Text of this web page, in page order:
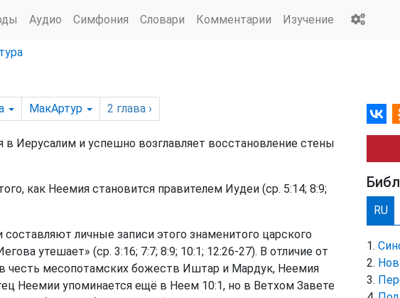
Аудио Симфония Словари Комментарии Изучение
МакАртур 2 глава ›
в Иерусалим и успешно возглавляет восстановление стены
как Неемия становится правителем Иудеи (ср. 5:14; 8:9;
составляют личные записи этого знаменитого царского
утешает» (ср. 3:16; 7:7; 8:9; 10:1; 12:26-27). В отличие от
честь месопотамских божеств Иштар и Мардук, Неемия
Неемии упоминается ещё в Неем 10:1, но в Ветхом Завете
RU